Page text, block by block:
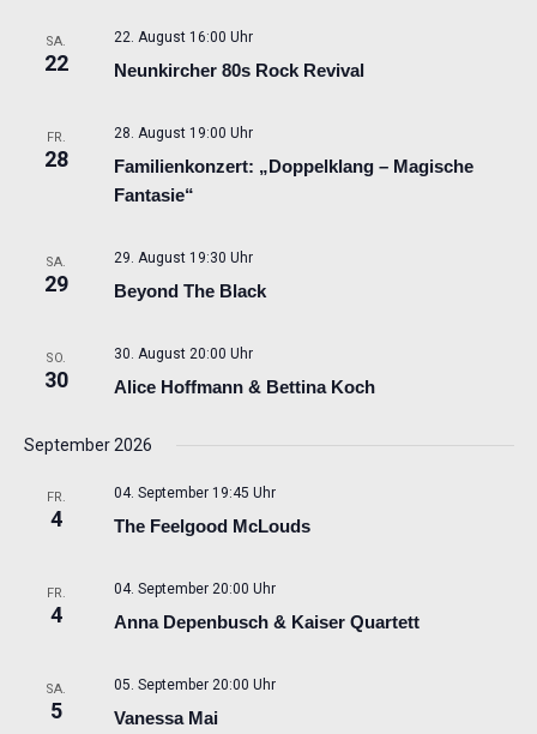
SA.
22 Neunkircher 80s Rock Revival
22. August 16:00 Uhr
FR.
28
Familienkonzert: „Doppelklang – Magische
Fantasie“
28. August 19:00 Uhr
SA.
29 Beyond The Black
29. August 19:30 Uhr
SO.
30 Alice Hoffmann & Bettina Koch
30. August 20:00 Uhr
September 2026
FR.
4 The Feelgood McLouds
04. September 19:45 Uhr
FR.
4 Anna Depenbusch & Kaiser Quartett
04. September 20:00 Uhr
SA.
5 Vanessa Mai
05. September 20:00 Uhr